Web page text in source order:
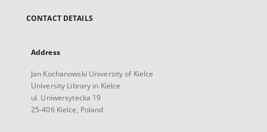
CONTACT DETAILS
Address
Jan Kochanowski University of Kielce
University Library in Kielce
ul. Uniwersytecka 19
25-406 Kielce, Poland